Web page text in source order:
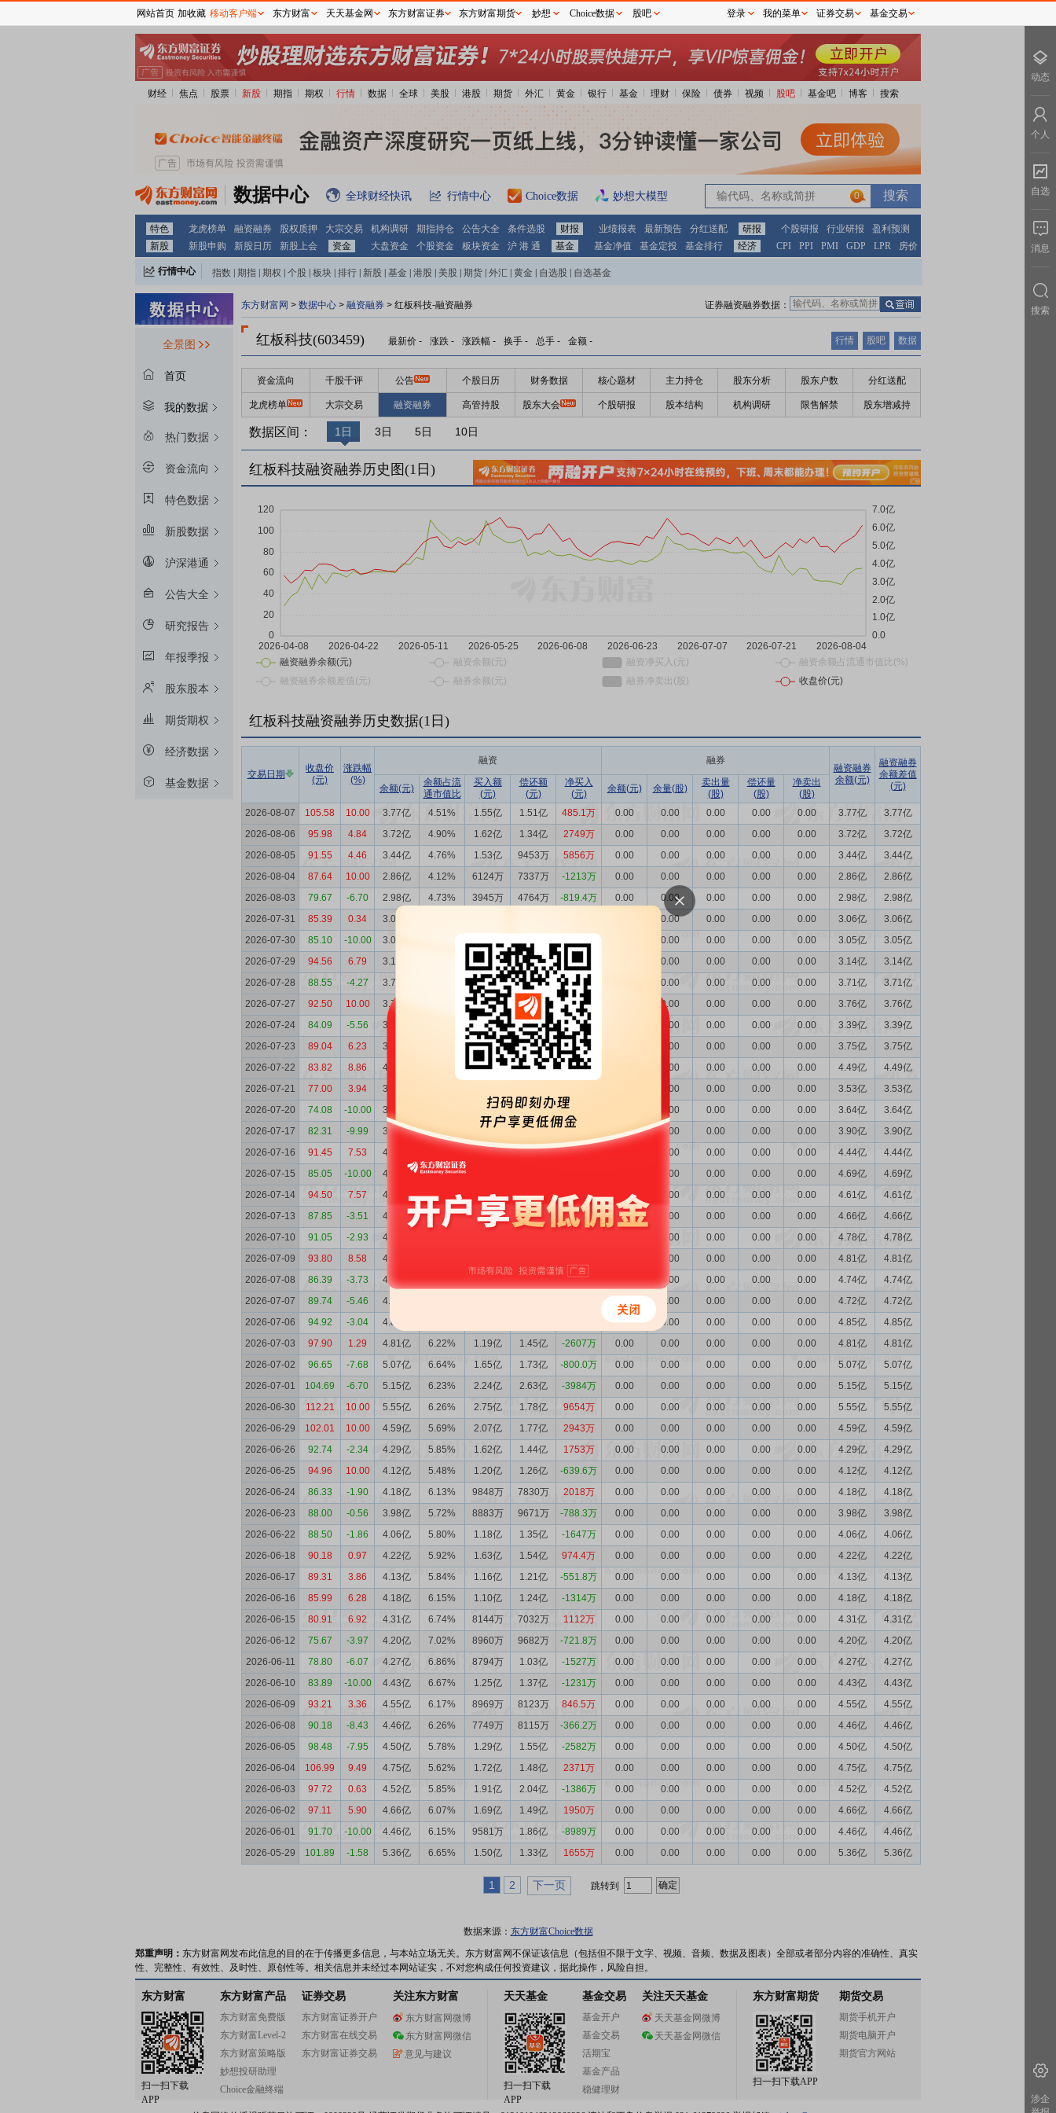
财经 焦点 股票 新股 期指 期权 行情 数据 全球 美股 港股 期货 外汇 黄金 银行 基金 理财 保险 债券 视频 股吧 基金吧 博客 搜索
数据中心 全球财经快讯 行情中心 Choice数据 妙想大模型 0
特色 龙虎榜单 融资融券 股权质押 大宗交易 机构调研 期指持仓 公告大全 条件选股 财报 业绩报表 最新预告 分红送配 研报 个股研报 行业研报
盈利预测
新股
新股申购 新股日历 新股上会 资金 大盘资金 个股资金 板块资金 沪 港 通 基金 基金净值 基金定投 基金排行 经济 CPI PPI PMI GDP LPR 房价
行情中心 指数 期指 期权 个股 板块 排行 新股 基金 港股 美股 期货 外汇 黄金 自选股 自选基金
全景图
首页
我的数据
热门数据
资金流向
特色数据
新股数据
沪深港通
公告大全
研究报告
年报季报
股东股本
期货期权
经济数据
基金数据
东方财富网 > 数据中心 > 融资融券 > 红板科技-融资融券 证券融资融券数据：
红板科技(603459) 最新价 - 涨跌 - 涨跌幅 - 换手 - 总手 - 金额 - 行情 股吧 数据
资金流向 千股千评 公告 个股日历 财务数据 核心题材 主力持仓 股东分析 股东户数 分红送配
龙虎榜单 大宗交易 融资融券 高管持股 股东大会 个股研报 股本结构 机构调研 限售解禁 股东增减持
数据区间： 1日 3日 5日 10日
红板科技融资融券历史图(1 日)
红板科技融资融券历史数据(1 日)
交易日期
收盘价
(元)
涨跌幅
(%)
融资 融券
融资融券
余额(元)
融资融券
余额差值
(元)
余额(元)
余额占流
通市值比
买入额
(元)
偿还额
(元)
净买入
(元)
余额(元) 余量(股)
卖出量
(股)
偿还量
(股)
净卖出
(股)
2026-08-07
105.58 10.00 3.77亿 4.51% 1.55亿 1.51亿 485.1万 0.00 0.00 0.00 0.00 0.00 3.77亿
3.77亿
2026-08-06
95.98 4.84 3.72亿 4.90% 1.62亿 1.34亿 2749万 0.00 0.00 0.00 0.00 0.00 3.72亿
3.72亿
2026-08-05
91.55 4.46 3.44亿 4.76% 1.53亿 9453万 5856万 0.00 0.00 0.00 0.00 0.00 3.44亿
3.44亿
2026-08-04
87.64 10.00 2.86亿 4.12% 6124万 7337万 -1213万 0.00 0.00 0.00 0.00 0.00 2.86亿
2.86亿
2026-08-03
79.67 -6.70 2.98亿 4.73% 3945万 4764万 -819.4万 0.00 0.00 0.00 0.00 0.00 2.98亿
2.98亿
2026-07-31
85.39 0.34 3.06亿 0.00 0.00 0.00 0.00 3.06亿
3.06亿
2026-07-30
85.10 -10.00 3.05亿 0.00 0.00 0.00 0.00 3.05亿
3.05亿
2026-07-29
94.56 6.79 3.14亿 1.06亿 1.64亿 -5771万 0.00 0.00 0.00 0.00 3.14亿
3.14亿
2026-07-28
88.55 -4.27 3.71亿 1.05亿 1.10亿 -482.2万 0.00 0.00 0.00 0.00 3.71亿
3.71亿
2026-07-27
92.50 10.00 3.76亿 1.11亿 7329万 3778万 0.00 0.00 0.00 0.00 3.76亿
3.76亿
2026-07-24
84.09 -5.56 3.39亿 6691万 1.04亿 -3681万 0.00 0.00 0.00 0.00 3.39亿
3.39亿
2026-07-23
89.04 6.23 3.75亿 1.65亿 2.38亿 -7357万 0.00 0.00 0.00 0.00 3.75亿
3.75亿
2026-07-22
83.82 8.86 4.49亿 1.91亿 9574万 9550万 0.00 0.00 0.00 0.00 4.49亿
4.49亿
2026-07-21
77.00 3.94 3.53亿 0.00 0.00 0.00 0.00 3.53亿
3.53亿
2026-07-20
74.08 -10.00 3.64亿 4044万 6567万 -2523万 0.00 0.00 0.00 0.00 3.64亿
3.64亿
2026-07-17
82.31 -9.99 3.90亿 5.99% 5906万 1.13亿 -5347万 0.00 0.00 0.00 0.00 0.00 3.90亿
3.90亿
2026-07-16
91.45 7.53 4.44亿 1.99亿 2.24亿 -2503万 0.00 0.00 0.00 0.00 4.44亿
4.44亿
2026-07-15
85.05 -10.00 4.69亿 6.98% 0.00 0.00 0.00 0.00 4.69亿
4.69亿
2026-07-14
94.50 7.57 4.61亿 6.17% 8121万 8566万 -445.2万 0.00 0.00 0.00 0.00 0.00 4.61亿
4.61亿
2026-07-13
87.85 -3.51 4.66亿 6.70% 5786万 7073万 -1286万 0.00 0.00 0.00 0.00 0.00 4.66亿
4.66亿
2026-07-10
91.05 -2.93 4.78亿 0.00 0.00 0.00 0.00 4.78亿
4.78亿
2026-07-09
93.80 8.58 4.81亿 0.00 0.00 0.00 0.00 4.81亿
4.81亿
2026-07-08
86.39 -3.73 4.74亿 259.0万 0.00 0.00 0.00 0.00 4.74亿
4.74亿
2026-07-07
89.74 -5.46 4.72亿 0.00 0.00 0.00 0.00 0.00 4.72亿
4.72亿
2026-07-06
94.92 -3.04 4.85亿 0.00 0.00 0.00 0.00 0.00 4.85亿
4.85亿
2026-07-03
97.90 1.29 4.81亿 6.22% 1.19亿 1.45亿 -2607万 0.00 0.00 0.00 0.00 0.00 4.81亿
4.81亿
2026-07-02
96.65 -7.68 5.07亿 6.64% 1.65亿 1.73亿 -800.0万 0.00 0.00 0.00 0.00 0.00 5.07亿
5.07亿
2026-07-01
104.69 -6.70 5.15亿 6.23% 2.24亿 2.63亿 -3984万 0.00 0.00 0.00 0.00 0.00 5.15亿
5.15亿
2026-06-30
112.21 10.00 5.55亿 6.26% 2.75亿 1.78亿 9654万 0.00 0.00 0.00 0.00 0.00 5.55亿
5.55亿
2026-06-29
102.01 10.00 4.59亿 5.69% 2.07亿 1.77亿 2943万 0.00 0.00 0.00 0.00 0.00 4.59亿
4.59亿
2026-06-26
92.74 -2.34 4.29亿 5.85% 1.62亿 1.44亿 1753万 0.00 0.00 0.00 0.00 0.00 4.29亿
4.29亿
2026-06-25
94.96 10.00 4.12亿 5.48% 1.20亿 1.26亿 -639.6万 0.00 0.00 0.00 0.00 0.00 4.12亿
4.12亿
2026-06-24
86.33 -1.90 4.18亿 6.13% 9848万 7830万 2018万 0.00 0.00 0.00 0.00 0.00 4.18亿
4.18亿
2026-06-23
88.00 -0.56 3.98亿 5.72% 8883万 9671万 -788.3万 0.00 0.00 0.00 0.00 0.00 3.98亿
3.98亿
2026-06-22
88.50 -1.86 4.06亿 5.80% 1.18亿 1.35亿 -1647万 0.00 0.00 0.00 0.00 0.00 4.06亿
4.06亿
2026-06-18
90.18 0.97 4.22亿 5.92% 1.63亿 1.54亿 974.4万 0.00 0.00 0.00 0.00 0.00 4.22亿
4.22亿
2026-06-17
89.31 3.86 4.13亿 5.84% 1.16亿 1.21亿 -551.8万 0.00 0.00 0.00 0.00 0.00 4.13亿
4.13亿
2026-06-16
85.99 6.28 4.18亿 6.15% 1.10亿 1.24亿 -1314万 0.00 0.00 0.00 0.00 0.00 4.18亿
4.18亿
2026-06-15
80.91 6.92 4.31亿 6.74% 8144万 7032万 1112万 0.00 0.00 0.00 0.00 0.00 4.31亿
4.31亿
2026-06-12
75.67 -3.97 4.20亿 7.02% 8960万 9682万 -721.8万 0.00 0.00 0.00 0.00 0.00 4.20亿
4.20亿
2026-06-11
78.80 -6.07 4.27亿 6.86% 8794万 1.03亿 -1527万 0.00 0.00 0.00 0.00 0.00 4.27亿
4.27亿
2026-06-10
83.89 -10.00 4.43亿 6.67% 1.25亿 1.37亿 -1231万 0.00 0.00 0.00 0.00 0.00 4.43亿
4.43亿
2026-06-09
93.21 3.36 4.55亿 6.17% 8969万 8123万 846.5万 0.00 0.00 0.00 0.00 0.00 4.55亿
4.55亿
2026-06-08
90.18 -8.43 4.46亿 6.26% 7749万 8115万 -366.2万 0.00 0.00 0.00 0.00 0.00 4.46亿
4.46亿
2026-06-05
98.48 -7.95 4.50亿 5.78% 1.29亿 1.55亿 -2582万 0.00 0.00 0.00 0.00 0.00 4.50亿
4.50亿
2026-06-04
106.99 9.49 4.75亿 5.62% 1.72亿 1.48亿 2371万 0.00 0.00 0.00 0.00 0.00 4.75亿
4.75亿
2026-06-03
97.72 0.63 4.52亿 5.85% 1.91亿 2.04亿 -1386万 0.00 0.00 0.00 0.00 0.00 4.52亿
4.52亿
2026-06-02
97.11 5.90 4.66亿 6.07% 1.69亿 1.49亿 1950万 0.00 0.00 0.00 0.00 0.00 4.66亿
4.66亿
2026-06-01
91.70 -10.00 4.46亿 6.15% 9581万 1.86亿 -8989万 0.00 0.00 0.00 0.00 0.00 4.46亿
4.46亿
2026-05-29
101.89 -1.58 5.36亿 6.65% 1.50亿 1.33亿 1655万 0.00 0.00 0.00 0.00 0.00 5.36亿 5.36亿
1 2 下一页 跳转到
数据来源： 东方财富Choice数据
郑重声明： 东方财富网发布此信息的目的在于传播更多信息，与本站立场无关。东方财富网不保证该信息（包括但不限于文字、视频、音频、数据及图表）全部或者部分内容的准确性、真实
性、完整性、有效性、及时性、原创性等。相关信息并未经过本网站证实，不对您构成任何投资建议，据此操作，风险自担。
东方财富
扫一扫下载
APP
东方财富产品
东方财富免费版
东方财富Level-2
东方财富策略版
妙想投研助理
Choice金融终端
证券交易
东方财富证券开户
东方财富在线交易
东方财富证券交易
关注东方财富
东方财富网微博
东方财富网微信
意见与建议
天天基金
扫一扫下载
APP
基金交易
基金开户
基金交易
活期宝
基金产品
稳健理财
关注天天基金
天天基金网微博
天天基金网微信
东方财富期货
扫一扫下载APP
期货交易
期货手机开户
期货电脑开户
期货官方网站
网站首页 加收藏 移动客户端 东方财富 天天基金网 东方财富证券 东方财富期货 妙想 Choice数据 股吧 登录 我的菜单 证券交易 基金交易
动态
个人
自选
消息
搜索
涉企